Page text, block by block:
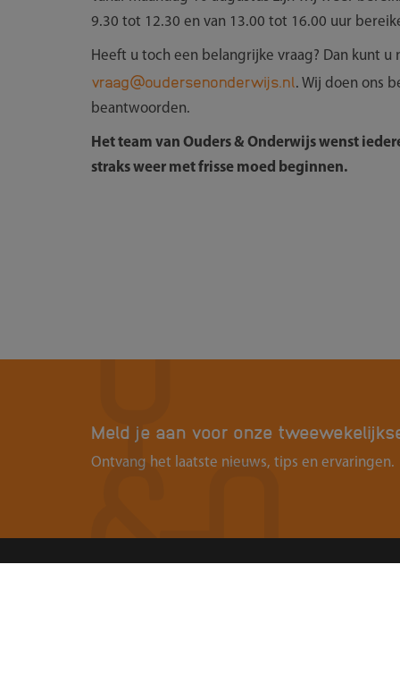
9.30 tot 12.30 en van 13.00 tot 16.00 uur
Heeft u toch een belangrijke vraag? Dan kunt
vraag@oudersenonderwijs.nl. Wij doen ons
beantwoorden.
Het team van Ouders & Onderwijs wenst
straks weer met frisse moed beginnen.
Meld je aan voor onze
Ontvang het laatste nieuws, tips en ervaringen.